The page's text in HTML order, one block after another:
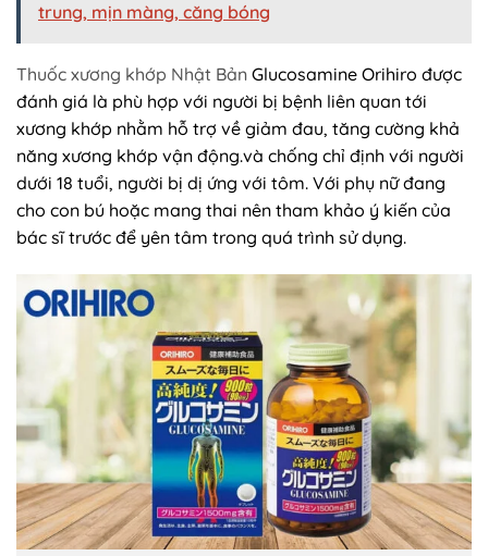
trung, mịn màng, căng bóng
Thuốc xương khớp Nhật Bản Glucosamine Orihiro được
đánh giá là phù hợp với người bị bệnh liên quan tới
xương khớp nhằm hỗ trợ về giảm đau, tăng cường khả
năng xương khớp vận động.và chống chỉ định với người
dưới 18 tuổi, người bị dị ứng với tôm. Với phụ nữ đang
cho con bú hoặc mang thai nên tham khảo ý kiến của
bác sĩ trước để yên tâm trong quá trình sử dụng.